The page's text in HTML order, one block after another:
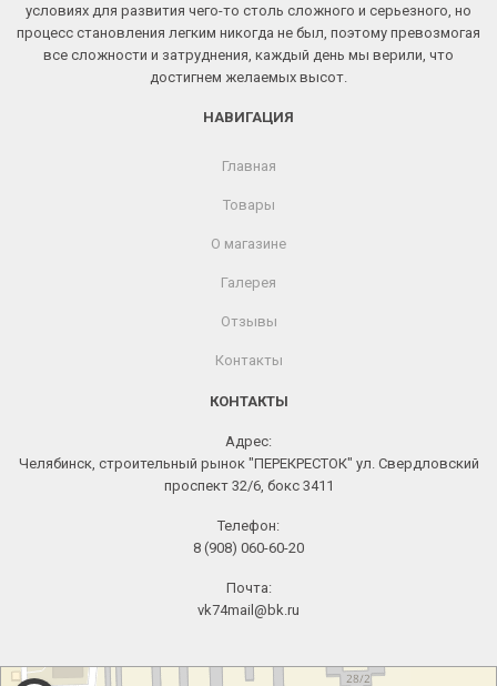
условиях для развития чего-то столь сложного и серьезного, но
процесс становления легким никогда не был, поэтому превозмогая
все сложности и затруднения, каждый день мы верили, что
достигнем желаемых высот.
НАВИГАЦИЯ
Главная
Товары
О магазине
Галерея
Отзывы
Контакты
КОНТАКТЫ
Адрес:
Челябинск, строительный рынок "ПЕРЕКРЕСТОК" ул. Свердловский
проспект 32/6, бокс 3411
Телефон:
8 (908) 060-60-20
Почта:
vk74mail@bk.ru